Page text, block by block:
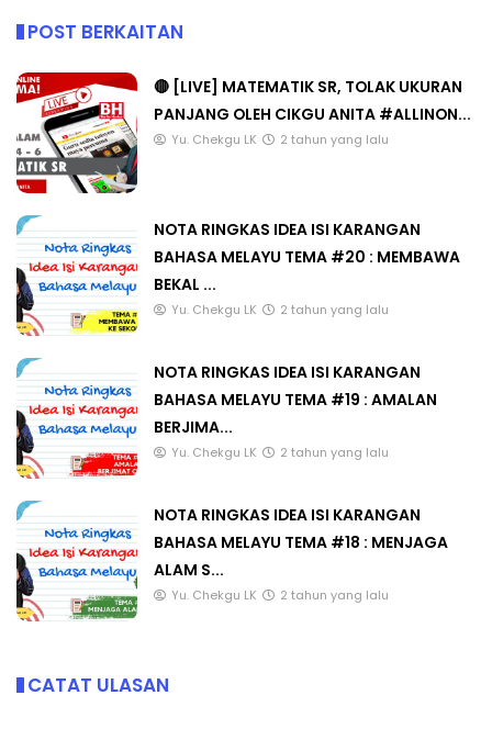
POST BERKAITAN
🔴 [LIVE] MATEMATIK SR, TOLAK UKURAN
PANJANG OLEH CIKGU ANITA #ALLINON...
Yu. Chekgu LK 2 tahun yang lalu
NOTA RINGKAS IDEA ISI KARANGAN
BAHASA MELAYU TEMA #20 : MEMBAWA
BEKAL ...
Yu. Chekgu LK 2 tahun yang lalu
NOTA RINGKAS IDEA ISI KARANGAN
BAHASA MELAYU TEMA #19 : AMALAN
BERJIMA...
Yu. Chekgu LK 2 tahun yang lalu
NOTA RINGKAS IDEA ISI KARANGAN
BAHASA MELAYU TEMA #18 : MENJAGA
ALAM S...
Yu. Chekgu LK 2 tahun yang lalu
CATAT ULASAN